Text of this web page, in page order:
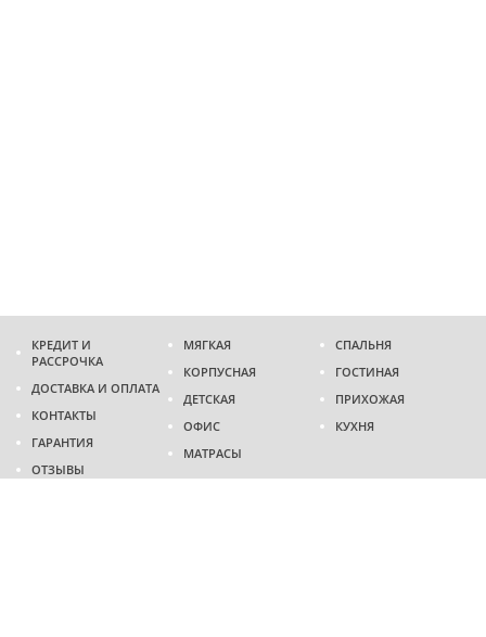
КРЕДИТ И
РАССРОЧКА
ДОСТАВКА И ОПЛАТА
КОНТАКТЫ
ГАРАНТИЯ
ОТЗЫВЫ
МЯГКАЯ
КОРПУСНАЯ
ДЕТСКАЯ
ОФИС
МАТРАСЫ
СПАЛЬНЯ
ГОСТИНАЯ
ПРИХОЖАЯ
КУХНЯ